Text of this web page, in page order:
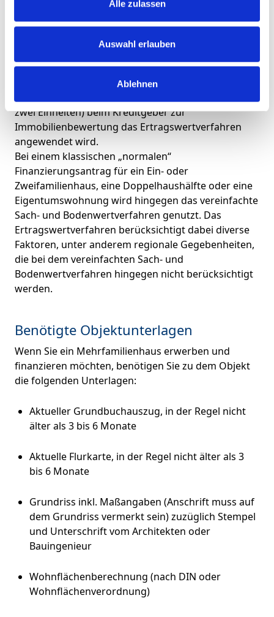
Alle zulassen
Auswahl erlauben
Ablehnen
Warum? Weil die Bearbeitung eines
Finanzierungsantrages für ein Mehrfamilienhaus
komplexer ist und beim Kreditgeber in der Regel
Einfamilienhauses oder einer Eigentumswohnung.
Dies ist dadurch begründet, dass bei einem
zwei Einheiten) beim Kreditgeber zur
Immobilienbewertung das Ertragswertverfahren
angewendet wird.
Bei einem klassischen „normalen“
Finanzierungsantrag für ein Ein- oder
Zweifamilienhaus, eine Doppelhaushälfte oder eine
Eigentumswohnung wird hingegen das vereinfachte
Sach- und Bodenwertverfahren genutzt. Das
Ertragswertverfahren berücksichtigt dabei diverse
Faktoren, unter anderem regionale Gegebenheiten,
die bei dem vereinfachten Sach- und
Bodenwertverfahren hingegen nicht berücksichtigt
werden.
Benötigte Objektunterlagen
Wenn Sie ein Mehrfamilienhaus erwerben und
finanzieren möchten, benötigen Sie zu dem Objekt
die folgenden Unterlagen:
Aktueller Grundbuchauszug, in der Regel nicht
älter als 3 bis 6 Monate
Aktuelle Flurkarte, in der Regel nicht älter als 3
bis 6 Monate
Grundriss inkl. Maßangaben (Anschrift muss auf
dem Grundriss vermerkt sein) zuzüglich Stempel
und Unterschrift vom Architekten oder
Bauingenieur
Wohnflächenberechnung (nach DIN oder
Wohnflächenverordnung)